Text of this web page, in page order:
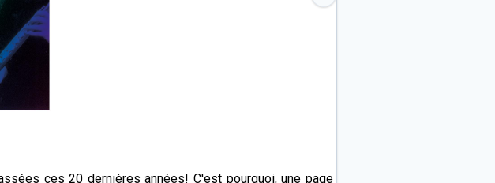
ces 20 dernières années! C'est pourquoi, une page